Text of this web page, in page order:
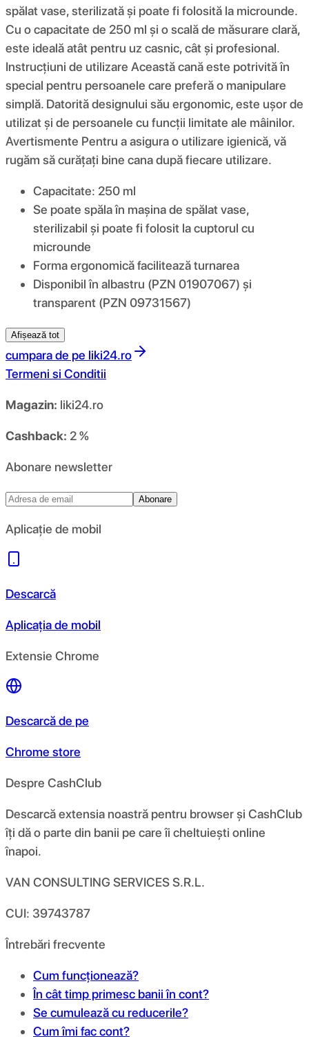
spălat vase, sterilizată și poate fi folosită la microunde.
Cu o capacitate de 250 ml și o scală de măsurare clară,
este ideală atât pentru uz casnic, cât și profesional.
Instrucțiuni de utilizare Această cană este potrivită în
special pentru persoanele care preferă o manipulare
simplă. Datorită designului său ergonomic, este ușor de
utilizat și de persoanele cu funcții limitate ale mâinilor.
Avertismente Pentru a asigura o utilizare igienică, vă
rugăm să curățați bine cana după fiecare utilizare.
Capacitate: 250 ml
Se poate spăla în mașina de spălat vase,
sterilizabil și poate fi folosit la cuptorul cu
microunde
Forma ergonomică facilitează turnarea
Disponibil în albastru (PZN 01907067) și
transparent (PZN 09731567)
Afișează tot
cumpara de pe liki24.ro
Termeni si Conditii
Magazin: liki24.ro
Cashback: 2 %
Abonare newsletter
Abonare
Aplicație de mobil
Descarcă
Aplicația de mobil
Extensie Chrome
Descarcă de pe
Chrome store
Despre CashClub
Descarcă extensia noastră pentru browser și CashClub
îți dă o parte din banii pe care îi cheltuiești online
înapoi.
VAN CONSULTING SERVICES S.R.L.
CUI: 39743787
Întrebări frecvente
Cum funcționează?
În cât timp primesc banii în cont?
Se cumulează cu reducerile?
Cum îmi fac cont?